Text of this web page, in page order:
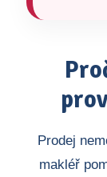
Prodej
makléř